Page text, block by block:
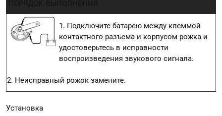
1. Подключите батарею между клеммой
контактного разъема и корпусом рожка и
удостоверьтесь в исправности
воспроизведения звукового сигнала.
2. Неисправный рожок замените.
Установка